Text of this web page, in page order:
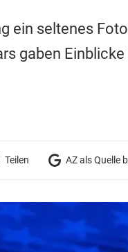
ein seltenes
gaben
Teilen AZ als Quelle